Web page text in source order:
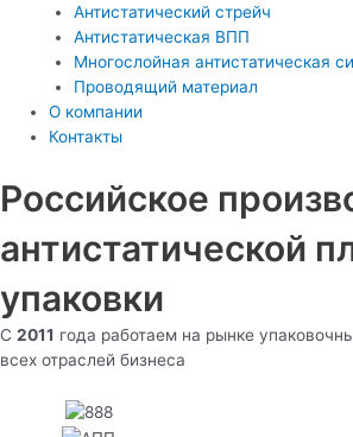
Антистатический стрейч
Антистатическая ВПП
Многослойная антистатическая
Проводящий материал
О компании
Контакты
Российское
антистатической
упаковки
С 2011 года работаем на рынке
всех отраслей бизнеса